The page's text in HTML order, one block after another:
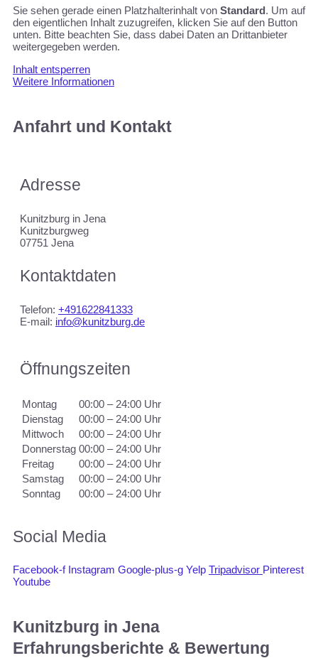
Sie sehen gerade einen Platzhalterinhalt von Standard. Um auf
den eigentlichen Inhalt zuzugreifen, klicken Sie auf den Button
unten. Bitte beachten Sie, dass dabei Daten an Drittanbieter
weitergegeben werden.
Inhalt entsperren
Weitere Informationen
Anfahrt und Kontakt
Adresse
Kunitzburg in Jena
Kunitzburgweg
07751 Jena
Kontaktdaten
Telefon: +491622841333
E-mail: info@kunitzburg.de
Öffnungszeiten
Montag
00:00 – 24:00 Uhr
Dienstag
00:00 – 24:00 Uhr
Mittwoch
00:00 – 24:00 Uhr
Donnerstag 00:00 – 24:00 Uhr
Freitag
00:00 – 24:00 Uhr
Samstag
00:00 – 24:00 Uhr
Sonntag
00:00 – 24:00 Uhr
Social Media
Facebook-f Instagram Google-plus-g Yelp Tripadvisor Pinterest
Youtube
Kunitzburg in Jena
Erfahrungsberichte & Bewertung